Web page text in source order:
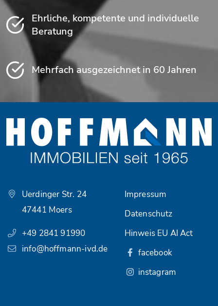
Ehrliche, kompetente und individuelle
Beratung
Mehrfach ausgezeichnet in 60 Jahren
Uerdinger Str. 24
47441 Moers
+49 2841 91990
info@hoffmann-ivd.de
Impressum
Datenschutz
Hinweis EU AI Act
facebook
instagram